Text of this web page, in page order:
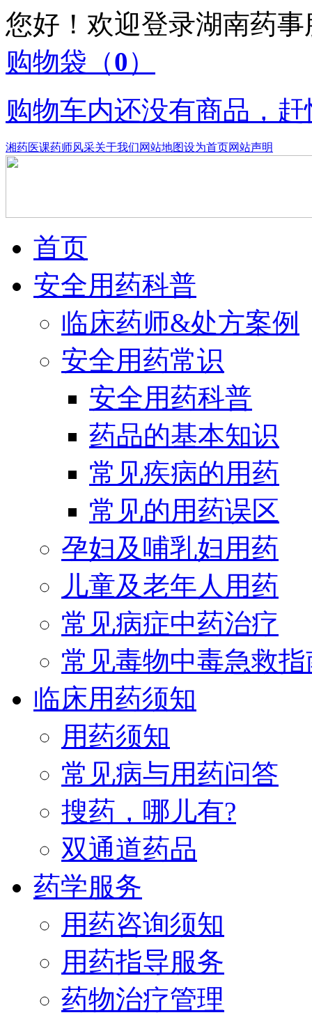
您好！欢迎登录湖南药
购物袋 （0）
购物车内还没有商品，
湘药医课药师风采关于我们网站地图设为首页网站声明
首页
安全用药科普
临床药师&处方案例
安全用药常识
安全用药科普
药品的基本知识
常见疾病的用药
常见的用药误区
孕妇及哺乳妇用药
儿童及老年人用药
常见病症中药治疗
常见毒物中毒急救指
临床用药须知
用药须知
常见病与用药问答
搜药，哪儿有?
双通道药品
药学服务
用药咨询须知
用药指导服务
药物治疗管理